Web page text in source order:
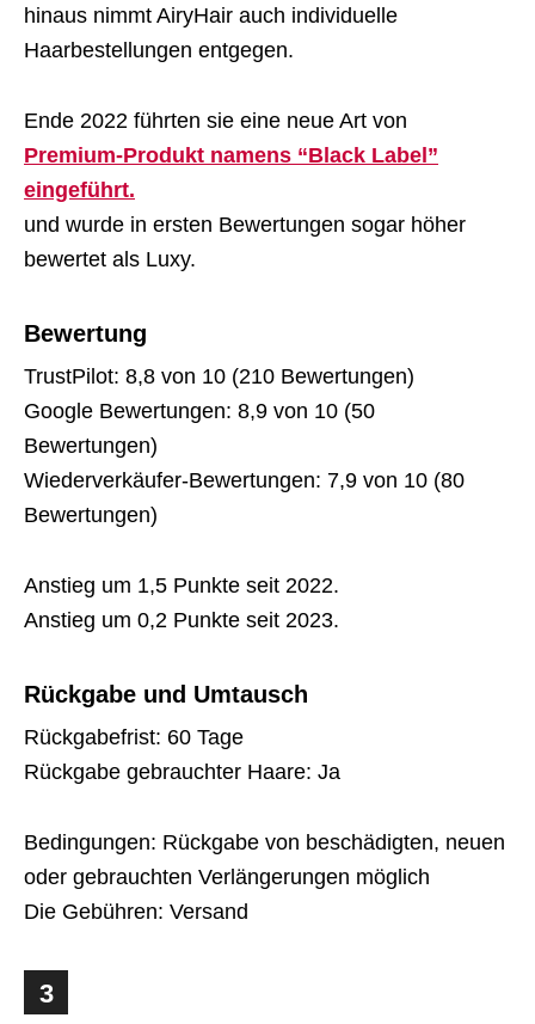
hinaus nimmt AiryHair auch individuelle
Haarbestellungen entgegen.
Ende 2022 führten sie eine neue Art von
Premium-Produkt namens “Black Label”
eingeführt.
und wurde in ersten Bewertungen sogar höher
bewertet als Luxy.
Bewertung
TrustPilot: 8,8 von 10 (210 Bewertungen)
Google Bewertungen: 8,9 von 10 (50
Bewertungen)
Wiederverkäufer-Bewertungen: 7,9 von 10 (80
Bewertungen)
Anstieg um 1,5 Punkte seit 2022.
Anstieg um 0,2 Punkte seit 2023.
Rückgabe und Umtausch
Rückgabefrist: 60 Tage
Rückgabe gebrauchter Haare: Ja
Bedingungen: Rückgabe von beschädigten, neuen
oder gebrauchten Verlängerungen möglich
Die Gebühren: Versand
3